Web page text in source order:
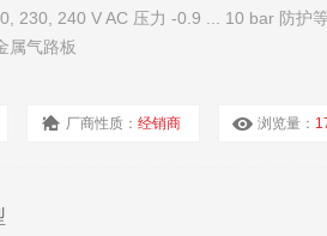
230, 240 V AC 压力 -0.9 ... 10 bar 防护
属气路板
厂商性质：经销商 浏览量：